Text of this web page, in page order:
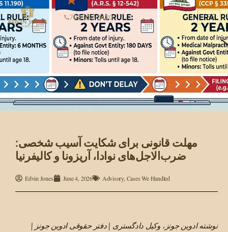
702-337-3430
مهلت قانونی برای شکایت آسیب شخصی:
ضرب‌الاجل‌های نوادا، آریزونا و کالیفرنیا
Edvin Jones June 4, 2026 Advisory, Cases We Handled